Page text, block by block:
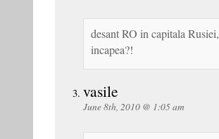
desant RO in capitala
incapea?!
vasile
June 8th, 2010 @ 1:05 am